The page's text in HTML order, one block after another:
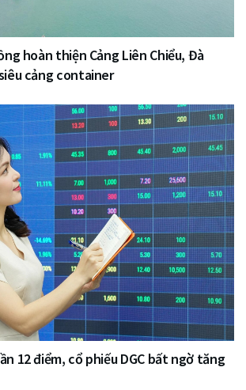
hoàn thiện Cảng Liên Chiểu, Đà
cảng container
12 điểm, cổ phiếu DGC bất ngờ tăng